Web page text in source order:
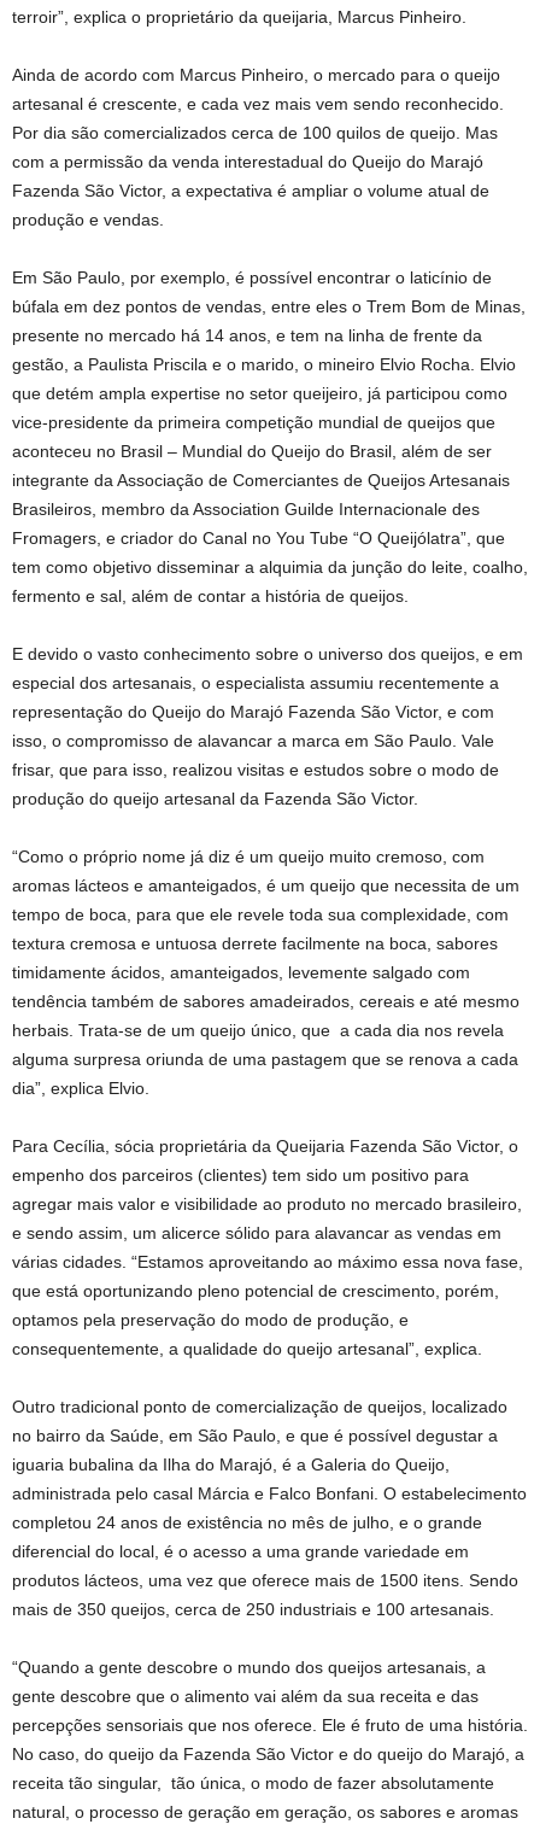
terroir”, explica o proprietário da queijaria, Marcus Pinheiro.
Ainda de acordo com Marcus Pinheiro, o mercado para o queijo
artesanal é crescente, e cada vez mais vem sendo reconhecido.
Por dia são comercializados cerca de 100 quilos de queijo. Mas
com a permissão da venda interestadual do Queijo do Marajó
Fazenda São Victor, a expectativa é ampliar o volume atual de
produção e vendas.
Em São Paulo, por exemplo, é possível encontrar o laticínio de
búfala em dez pontos de vendas, entre eles o Trem Bom de Minas,
presente no mercado há 14 anos, e tem na linha de frente da
gestão, a Paulista Priscila e o marido, o mineiro Elvio Rocha. Elvio
que detém ampla expertise no setor queijeiro, já participou como
vice-presidente da primeira competição mundial de queijos que
aconteceu no Brasil – Mundial do Queijo do Brasil, além de ser
integrante da Associação de Comerciantes de Queijos Artesanais
Brasileiros, membro da Association Guilde Internacionale des
Fromagers, e criador do Canal no You Tube “O Queijólatra”, que
tem como objetivo disseminar a alquimia da junção do leite, coalho,
fermento e sal, além de contar a história de queijos.
E devido o vasto conhecimento sobre o universo dos queijos, e em
especial dos artesanais, o especialista assumiu recentemente a
representação do Queijo do Marajó Fazenda São Victor, e com
isso, o compromisso de alavancar a marca em São Paulo. Vale
frisar, que para isso, realizou visitas e estudos sobre o modo de
produção do queijo artesanal da Fazenda São Victor.
“Como o próprio nome já diz é um queijo muito cremoso, com
aromas lácteos e amanteigados, é um queijo que necessita de um
tempo de boca, para que ele revele toda sua complexidade, com
textura cremosa e untuosa derrete facilmente na boca, sabores
timidamente ácidos, amanteigados, levemente salgado com
tendência também de sabores amadeirados, cereais e até mesmo
herbais. Trata-se de um queijo único, que a cada dia nos revela
alguma surpresa oriunda de uma pastagem que se renova a cada
dia”, explica Elvio.
Para Cecília, sócia proprietária da Queijaria Fazenda São Victor, o
empenho dos parceiros (clientes) tem sido um positivo para
agregar mais valor e visibilidade ao produto no mercado brasileiro,
e sendo assim, um alicerce sólido para alavancar as vendas em
várias cidades. “Estamos aproveitando ao máximo essa nova fase,
que está oportunizando pleno potencial de crescimento, porém,
optamos pela preservação do modo de produção, e
consequentemente, a qualidade do queijo artesanal”, explica.
Outro tradicional ponto de comercialização de queijos, localizado
no bairro da Saúde, em São Paulo, e que é possível degustar a
iguaria bubalina da Ilha do Marajó, é a Galeria do Queijo,
administrada pelo casal Márcia e Falco Bonfani. O estabelecimento
completou 24 anos de existência no mês de julho, e o grande
diferencial do local, é o acesso a uma grande variedade em
produtos lácteos, uma vez que oferece mais de 1500 itens. Sendo
mais de 350 queijos, cerca de 250 industriais e 100 artesanais.
“Quando a gente descobre o mundo dos queijos artesanais, a
gente descobre que o alimento vai além da sua receita e das
percepções sensoriais que nos oferece. Ele é fruto de uma história.
No caso, do queijo da Fazenda São Victor e do queijo do Marajó, a
receita tão singular, tão única, o modo de fazer absolutamente
natural, o processo de geração em geração, os sabores e aromas